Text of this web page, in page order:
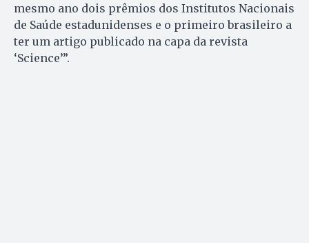
mesmo ano dois prêmios dos Institutos Nacionais
de Saúde estadunidenses e o primeiro brasileiro a
ter um artigo publicado na capa da revista
‘Science’”.